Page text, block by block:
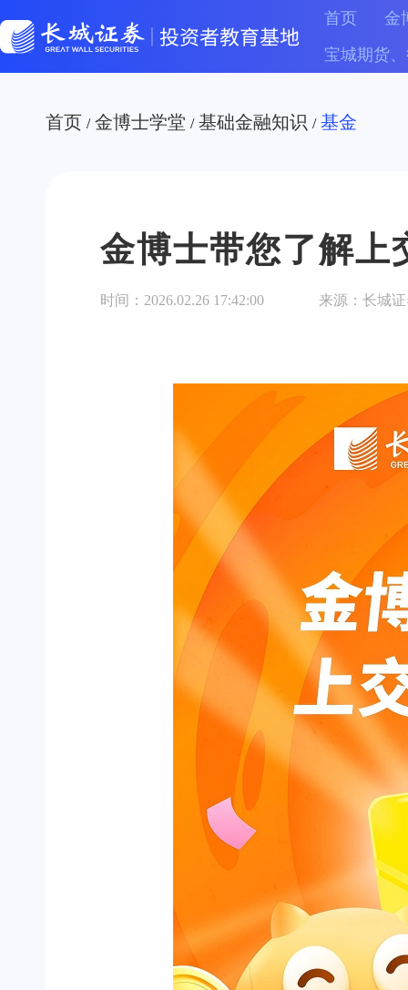
首页
金
宝城期货
首页 / 金博士学堂 / 基础金融知识 / 基金
金博士带您了解上
时间： 2026.02.26 17:42:00 来源： 长城